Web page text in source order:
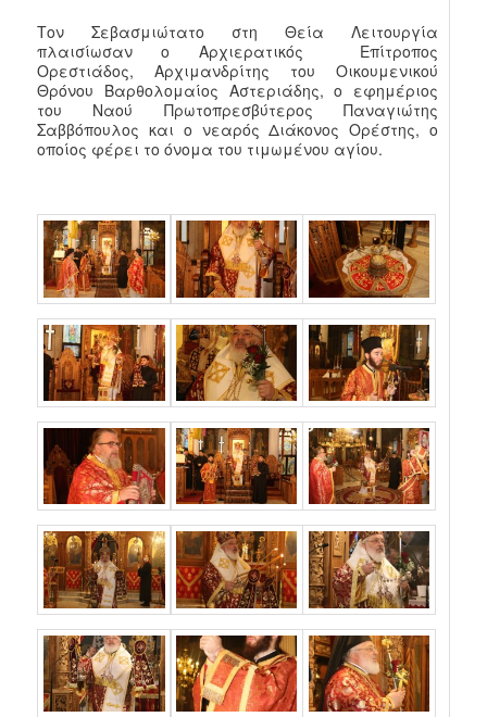
Τον Σεβασμιώτατο στη Θεία Λειτουργία
πλαισίωσαν ο Αρχιερατικός Επίτροπος
Ορεστιάδος, Αρχιμανδρίτης του Οικουμενικού
Θρόνου Βαρθολομαίος Αστεριάδης, ο εφημέριος
του Ναού Πρωτοπρεσβύτερος Παναγιώτης
Σαββόπουλος και ο νεαρός Διάκονος Ορέστης, ο
οποίος φέρει το όνομα του τιμωμένου αγίου.